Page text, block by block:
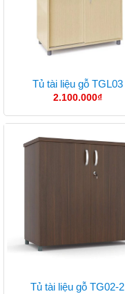
Tủ tài liệu gỗ TGL03
2.100.000₫
Tủ tài liệu gỗ TG02-2